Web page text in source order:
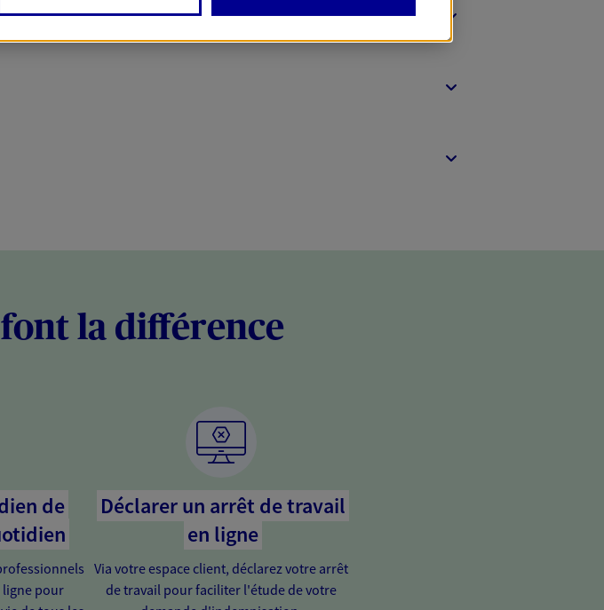
la différence
de
ligne pour
Déclarer un arrêt de travail
en ligne
Via votre espace client, déclarez votre arrêt
de travail pour faciliter l'étude de votre